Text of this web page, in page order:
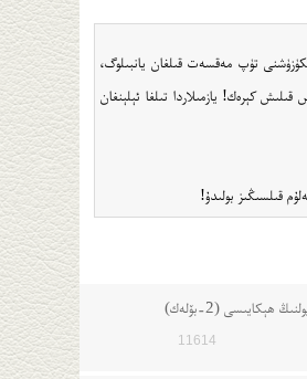
تۈپ مەقسەت قىلغان يانبىلوگ،
كېرەك! يازمىلاردا تىلغا ئېلېنغان
(2-بۆلەك)
11614